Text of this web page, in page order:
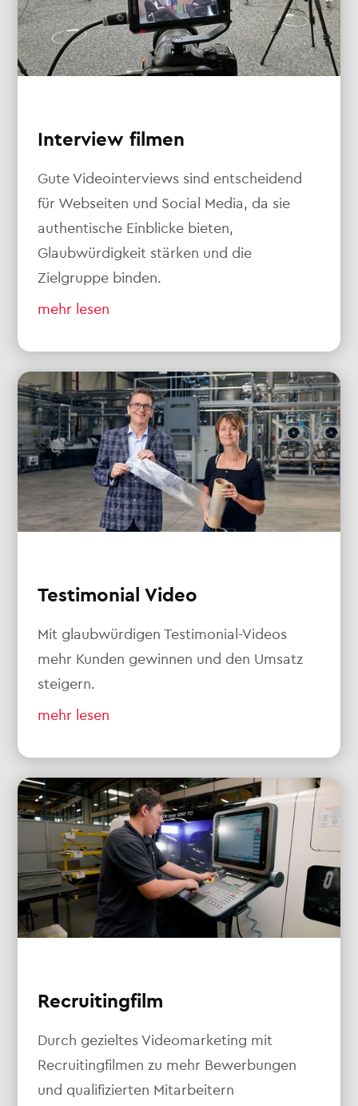
Interview filmen
Gute Videointerviews sind entscheidend
für Webseiten und Social Media, da sie
authentische Einblicke bieten,
Glaubwürdigkeit stärken und die
Zielgruppe binden.
mehr lesen
Testimonial Video
Mit glaubwürdigen Testimonial-Videos
mehr Kunden gewinnen und den Umsatz
steigern.
mehr lesen
Recruitingfilm
Durch gezieltes Videomarketing mit
Recruitingfilmen zu mehr Bewerbungen
und qualifizierten Mitarbeitern